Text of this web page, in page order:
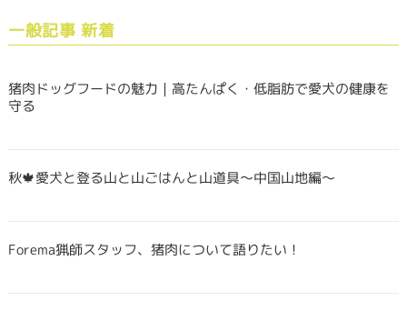
一般記事 新着
猪肉ドッグフードの魅力｜高たんぱく・低脂肪で愛犬の健康を
守る
秋🍁愛犬と登る山と山ごはんと山道具〜中国山地編〜
Forema猟師スタッフ、猪肉について語りたい！